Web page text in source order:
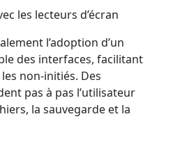
les lecteurs d’écran
l’adoption d’un
des interfaces, facilitant
non-initiés. Des
pas à pas l’utilisateur
la sauvegarde et la